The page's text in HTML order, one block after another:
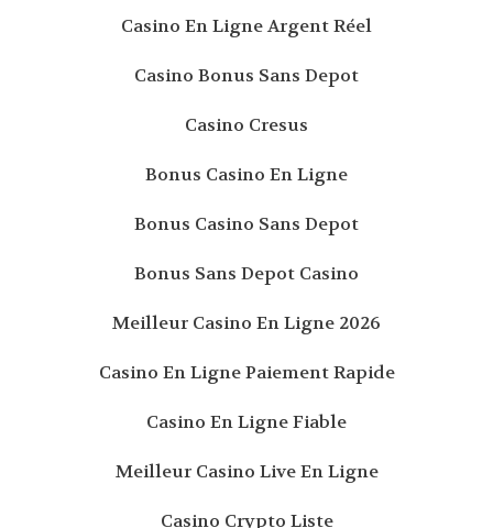
Casino En Ligne Argent Réel
Casino Bonus Sans Depot
Casino Cresus
Bonus Casino En Ligne
Bonus Casino Sans Depot
Bonus Sans Depot Casino
Meilleur Casino En Ligne 2026
Casino En Ligne Paiement Rapide
Casino En Ligne Fiable
Meilleur Casino Live En Ligne
Casino Crypto Liste